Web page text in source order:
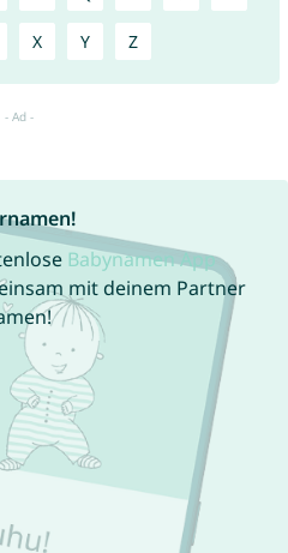
X Y Z
Babynamen App
mit deinem Partner